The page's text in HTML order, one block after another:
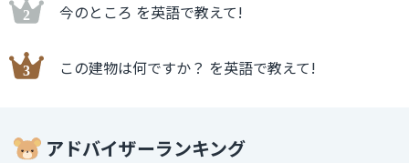
今のところ を英語で教えて!
この建物は何ですか？ を英語で教えて!
アドバイザーランキング